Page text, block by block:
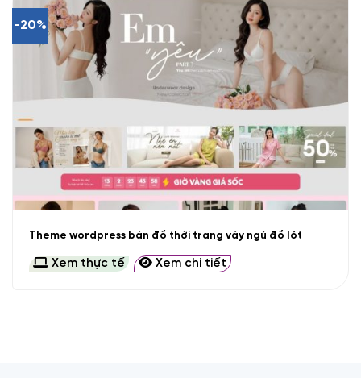
-20%
Theme wordpress bán đồ thời trang váy ngủ đồ lót
Xem thực tế Xem chi tiết